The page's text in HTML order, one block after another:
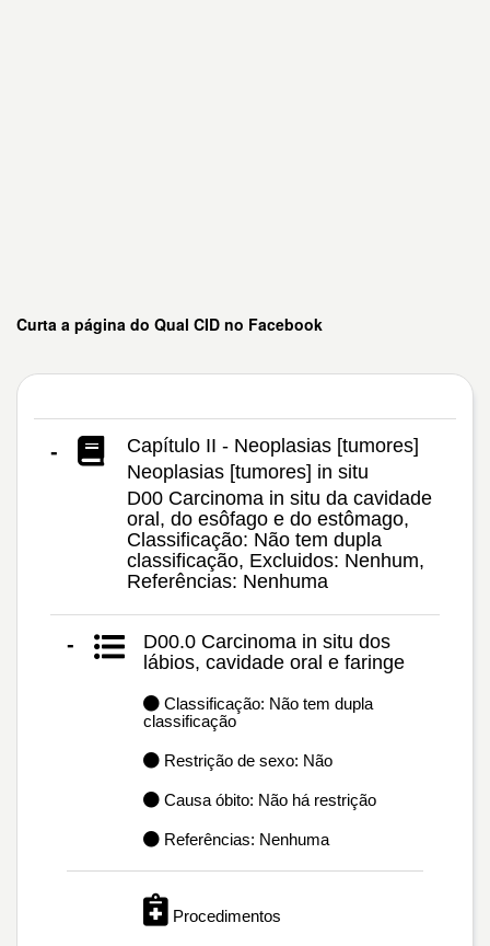
Curta a página do Qual CID no Facebook
-
Capítulo II - Neoplasias [tumores]
Neoplasias [tumores] in situ
D00 Carcinoma in situ da cavidade
oral, do esôfago e do estômago,
Classificação: Não tem dupla
classificação, Excluidos: Nenhum,
Referências: Nenhuma
-
D00.0 Carcinoma in situ dos
lábios, cavidade oral e faringe
Classificação: Não tem dupla
classificação
Restrição de sexo: Não
Causa óbito: Não há restrição
Referências: Nenhuma
Procedimentos